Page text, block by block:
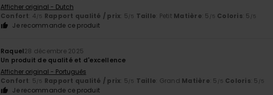
Afficher original - Dutch
Confort: 4/5 Rapport qualité / prix: 5/5 Taille: Petit Matière: 5 /5 Coloris: 5 /5
Je recommande ce produit
Raquel28 décembre 2025
Un produit de qualité et d'excellence
Afficher original - Português
Confort: 5/5 Rapport qualité / prix: 5/5 Taille: Grand Matière: 5 /5 Coloris: 5 /5
Je recommande ce produit